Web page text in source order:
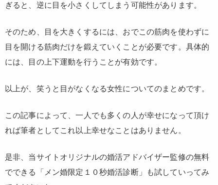
ぎると、逆に目を小さくしてしまう可能性があります。
そのため、目を大きくするには、おでこの筋肉を使わずに
目を開ける筋肉だけを鍛えていくことが必要です。具体的
には、目の上下運動を行うことが有効です。
以上が、笑うと目がなくなる女性についてのまとめです。
この記事によって、一人でも多くの人が幸せになって頂け
れば筆者としてこれ以上幸せなことはありません。
是非、当サイトオリジナルの婚活アドバイザー監修の無料
でできる「メン婚限定１０秒婚活診断」も試していってみ